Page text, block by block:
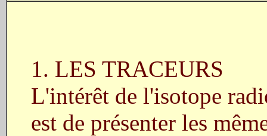
1. LES TRACEURS
L'intérêt de l'isotope
est de présenter les